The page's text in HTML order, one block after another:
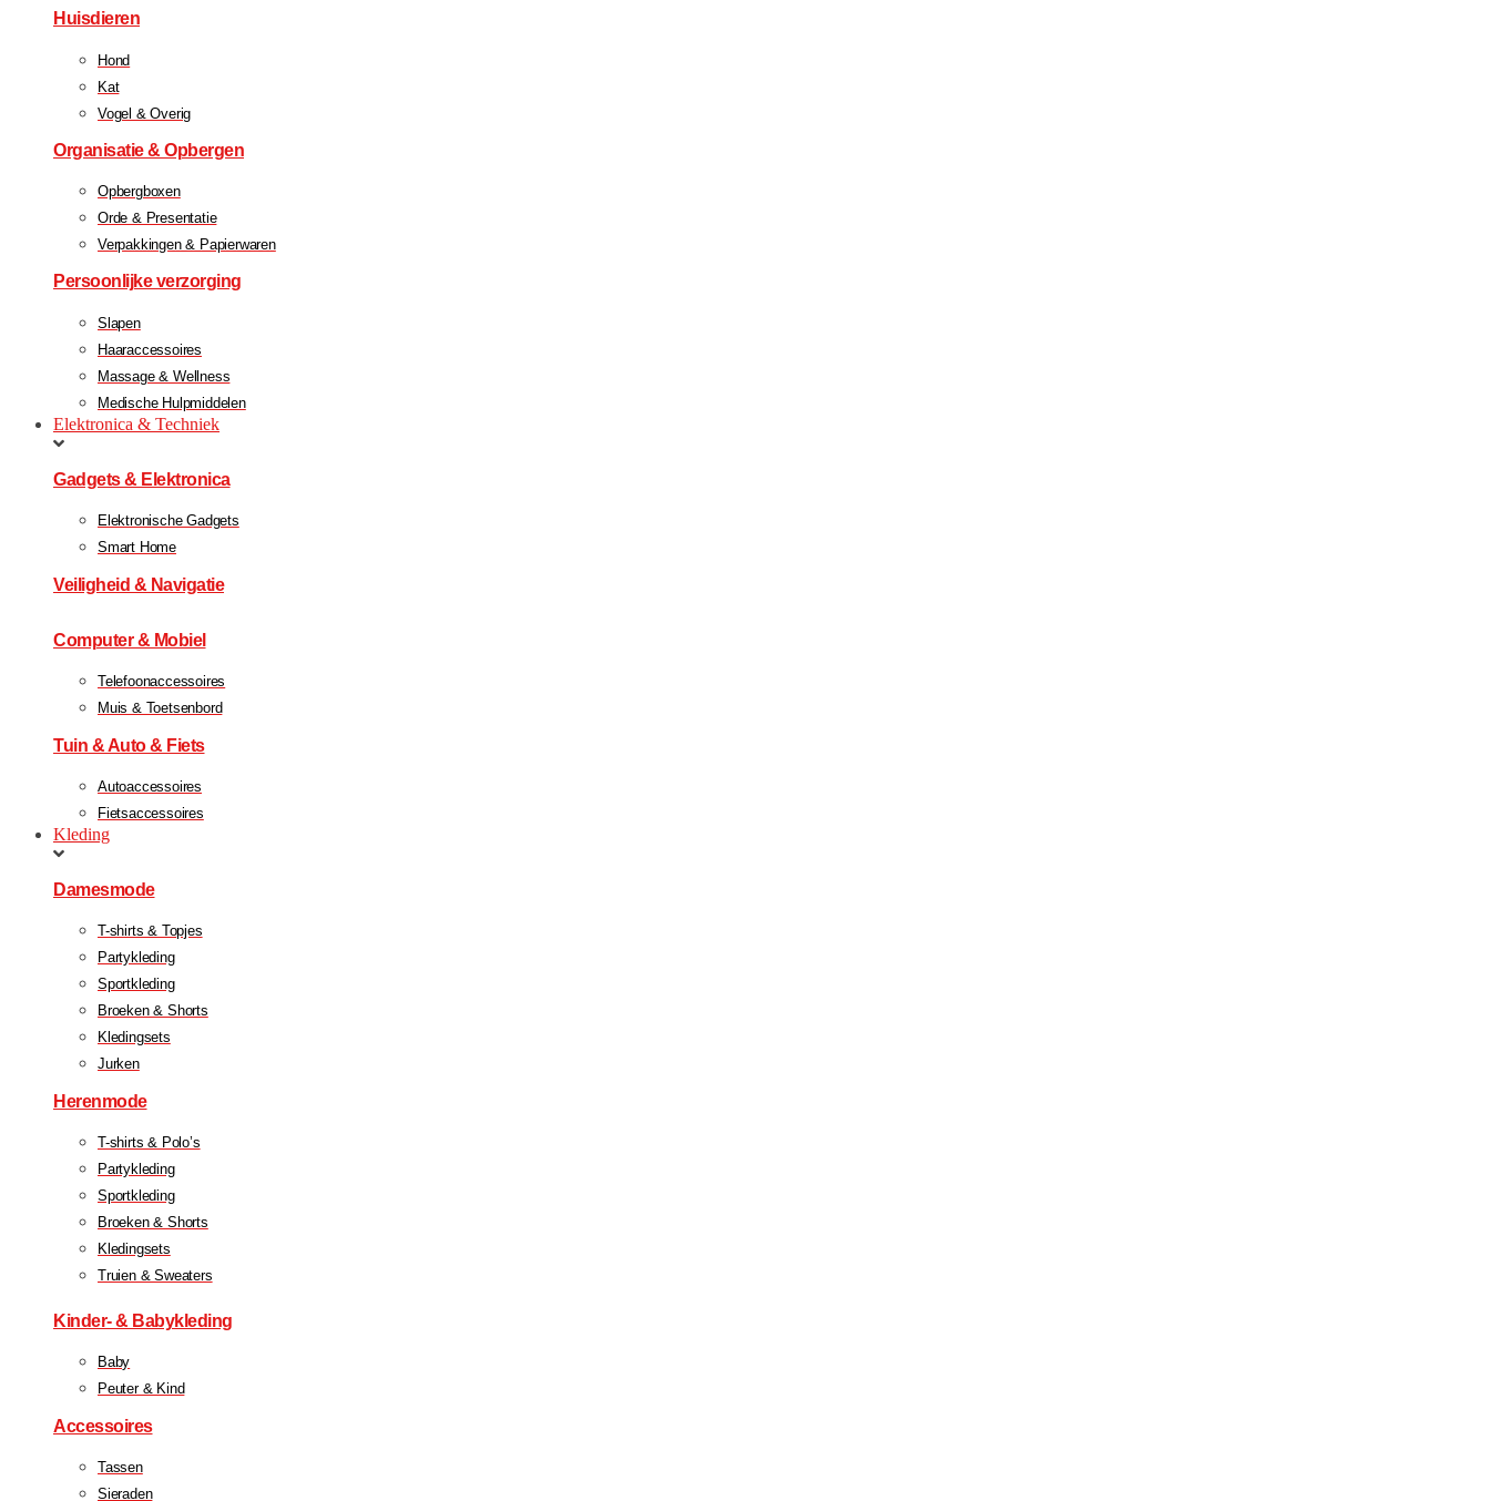
Huisdieren
Hond
Kat
Vogel & Overig
Organisatie & Opbergen
Opbergboxen
Orde & Presentatie
Verpakkingen & Papierwaren
Persoonlijke verzorging
Slapen
Haaraccessoires
Massage & Wellness
Medische Hulpmiddelen
Elektronica & Techniek
Gadgets & Elektronica
Elektronische Gadgets
Smart Home
Veiligheid & Navigatie
Computer & Mobiel
Telefoonaccessoires
Muis & Toetsenbord
Tuin & Auto & Fiets
Autoaccessoires
Fietsaccessoires
Kleding
Damesmode
T-shirts & Topjes
Partykleding
Sportkleding
Broeken & Shorts
Kledingsets
Jurken
Herenmode
T-shirts & Polo’s
Partykleding
Sportkleding
Broeken & Shorts
Kledingsets
Truien & Sweaters
Kinder- & Babykleding
Baby
Peuter & Kind
Accessoires
Tassen
Sieraden